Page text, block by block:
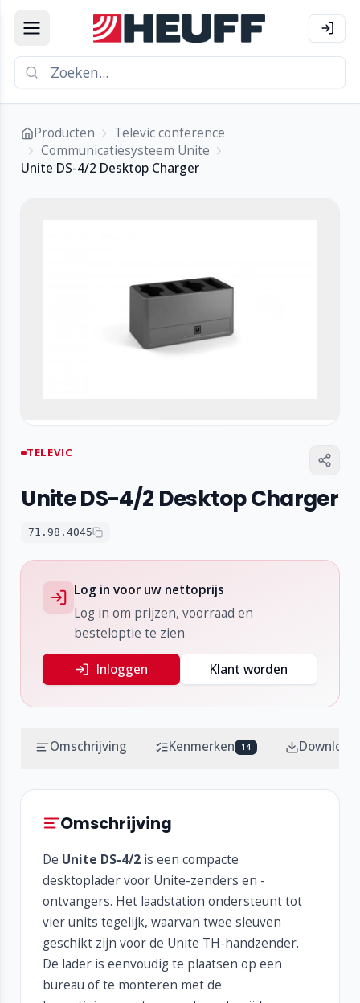
Producten
Televic conference
Communicatiesysteem Unite
Unite DS-4/2 Desktop Charger
TELEVIC
Unite DS-4/2 Desktop Charger
71.98.4045
Log in voor uw nettoprijs
Log in om prijzen, voorraad en
besteloptie te zien
Inloggen Klant worden
Omschrijving Kenmerken 14
Omschrijving
De Unite DS-4/2is een compacte
desktoplader voor Unite-zenders en -
ontvangers. Het laadstation ondersteunt tot
vier units tegelijk, waarvan twee sleuven
geschikt zijn voor de Unite TH-handzender.
De lader is eenvoudig te plaatsen op een
bureau of te monteren met de